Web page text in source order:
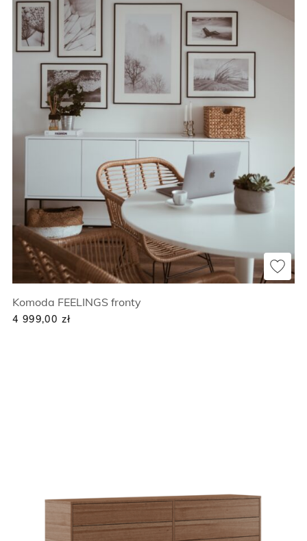
Komoda FEELINGS fronty
4 999,00 zł